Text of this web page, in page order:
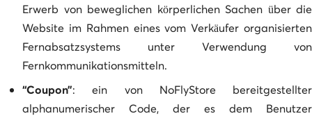
Erwerb von beweglichen körperlichen Sachen über die
Website im Rahmen eines vom Verkäufer organisierten
Fernabsatzsystems unter Verwendung von
Fernkommunikationsmitteln.
“Coupon”: ein von NoFlyStore bereitgestellter
alphanumerischer Code, der es dem Benutzer